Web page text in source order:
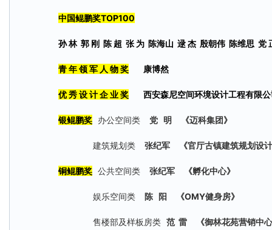
中国鲲鹏奖TOP100
孙 林 郭 刚 陈 超 张 为 陈海山 逯 杰 殷朝伟 陈维思 党
青 年 领 军 人 物 奖 康博然
优 秀 设 计 企 业 奖 西安森尼空间环境设计工程有限公
银鲲鹏奖 办公空间类 党 明 《迈科集团》
建筑规划类 张纪军 《官厅古镇建筑规划设计
铜鲲鹏奖 公共空间类 张纪军 《孵化中心》
娱乐空间类 陈 阳 《OMY健身房》
售楼部及样板房类 范 雷 《御林花苑营销中心